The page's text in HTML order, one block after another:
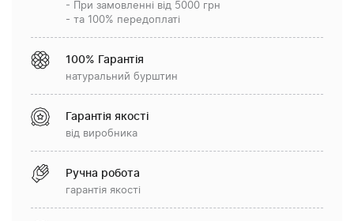
- При замовленні від 5000 грн
- та 100% передоплаті
100% Гарантія
натуральний бурштин
Гарантія якості
від виробника
Ручна робота
гарантія якості